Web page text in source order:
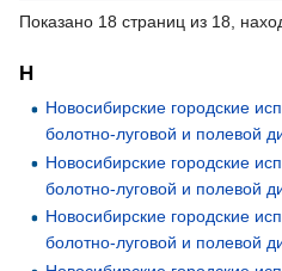
Показано 18 страниц из 18,
Н
Новосибирские городские
болотно-луговой и полевой
Новосибирские городские
болотно-луговой и полевой
Новосибирские городские
болотно-луговой и полевой